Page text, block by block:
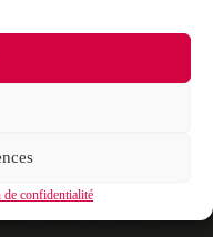
de confidentialité
20Mo)**
pdf, maximum 20Mo)**